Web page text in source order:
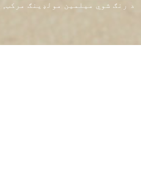
د رنګ شوي میلمین مولډینګ مرکب,